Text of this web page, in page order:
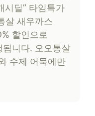
시딜” 타임특가
살 새우까스
할인으로
니다. 오오통살
수제 어묵에만